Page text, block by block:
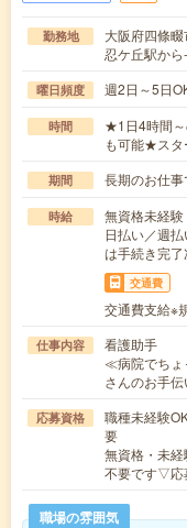
勤務地
大阪府四條畷
忍ケ丘駅か
曜日頻度 週2日～5日
時間
★1日4時間～
も可能★ス
期間 長期のお仕
時給
無資格未経
日払い／週
は手続き完了
交通費
交通費支給※
仕事内容
看護助手
≪病院でちょ
さんのお手
応募資格
職種未経験
要
無資格・未
不要です▽応
職場の雰囲気